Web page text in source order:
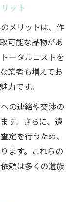
ット
メリットは、作
可能な品物があ
ータルコストを
業者も増えてお
力です。
の連絡や交渉の
す。さらに、遺
定を行うため、
ます。これらの
頼は多くの遺族